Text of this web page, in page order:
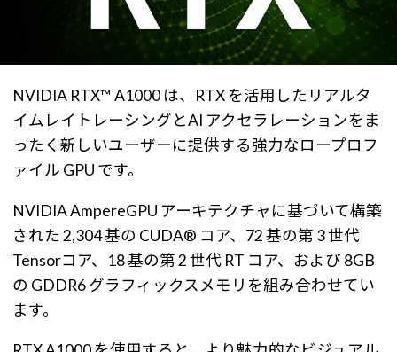
NVIDIA RTX™ A1000 は、RTX を活用したリアルタ
イムレイトレーシングとAI アクセラレーションをま
ったく新しいユーザーに提供する強力なロープロフ
ァイル GPU です。
NVIDIA AmpereGPU アーキテクチャに基づいて構築
された 2,304 基の CUDA® コア、72 基の第 3 世代
Tensorコア、18 基の第 2 世代 RT コア、および 8GB
の GDDR6 グラフィックスメモリを組み合わせてい
ます。